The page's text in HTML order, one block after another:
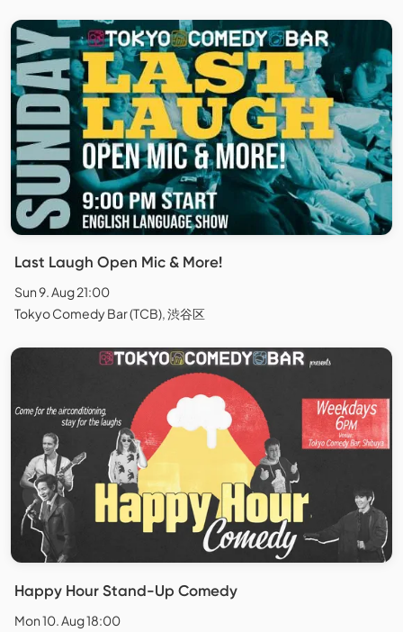
Last Laugh Open Mic & More!
Sun 9. Aug 21:00
Tokyo Comedy Bar (TCB), 渋谷区
Happy Hour Stand-Up Comedy
Mon 10. Aug 18:00